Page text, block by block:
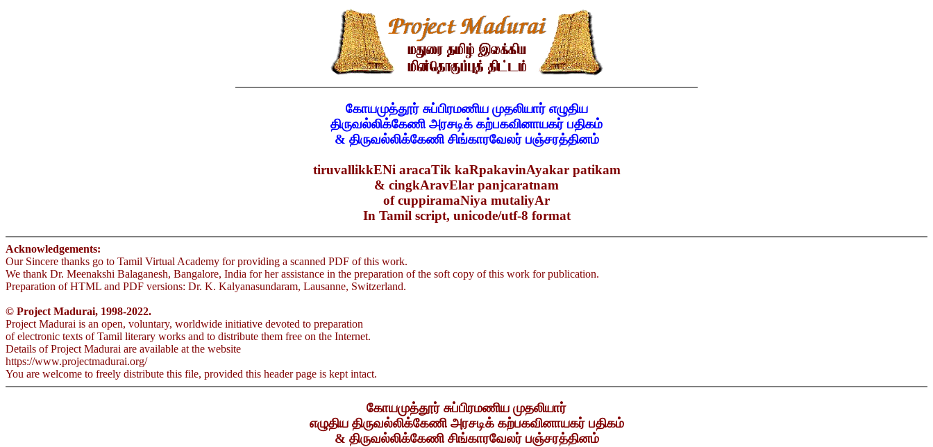
கோயமுத்தூர் சுப்பிரமணிய முதலியார் எழுதிய
திருவல்லிக்கேணி அரசடிக் கற்பகவினாயகர் பதிகம்
& திருவல்லிக்கேணி சிங்காரவேலர் பஞ்சரத்தினம்
tiruvallikkENi aracaTik kaRpakavinAyakar patikam
& cingkAravElar panjcaratnam
of cuppiramaNiya mutaliyAr
In Tamil script, unicode/utf-8 format
Acknowledgements:
Our Sincere thanks go to Tamil Virtual Academy for providing a scanned PDF of this work.
We thank Dr. Meenakshi Balaganesh, Bangalore, India for her assistance in the preparation of the soft copy of this work for publication.
Preparation of HTML and PDF versions: Dr. K. Kalyanasundaram, Lausanne, Switzerland.
© Project Madurai, 1998-2022.
Project Madurai is an open, voluntary, worldwide initiative devoted to preparation
of electronic texts of Tamil literary works and to distribute them free on the Internet.
Details of Project Madurai are available at the website
https://www.projectmadurai.org/
You are welcome to freely distribute this file, provided this header page is kept intact.
கோயமுத்தூர் சுப்பிரமணிய முதலியார்
எழுதிய திருவல்லிக்கேணி அரசடிக் கற்பகவினாயகர் பதிகம்
& திருவல்லிக்கேணி சிங்காரவேலர் பஞ்சரத்தினம்